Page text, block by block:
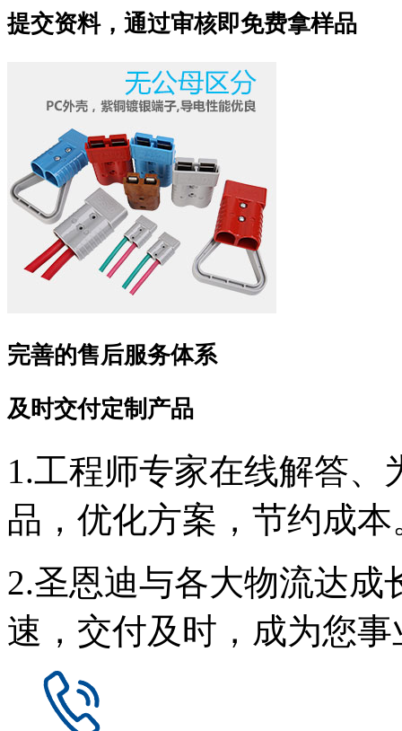
提交资料，通过审核即免费拿样品
完善的售后服务体系
及时交付定制产品
1.工程师专家在线解答
品，优化方案，节约成本
2.圣恩迪与各大物流达成
速，交付及时，成为您